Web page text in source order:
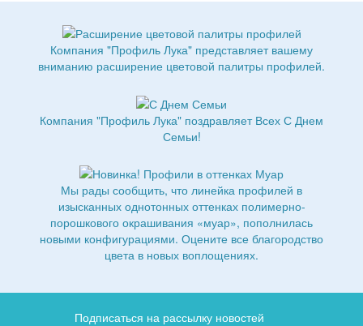
Компания "Профиль Лука" представляет вашему
вниманию расширение цветовой палитры профилей.
Компания "Профиль Лука" поздравляет Всех С Днем
Семьи!
Мы рады сообщить, что линейка профилей в
изысканных однотонных оттенках полимерно-
порошкового окрашивания «муар», пополнилась
новыми конфигурациями. Оцените все благородство
цвета в новых воплощениях.
Подписаться на рассылку новостей